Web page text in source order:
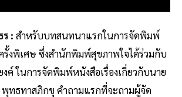
: สำหรับบทสนทนาแรกในการจัดพิมพ์
รั้งพิเศษ ซึ่งสำนักพิมพ์สุขภาพใจได้ร่วมกับ
ค์ ในการจัดพิมพ์หนังสือเรื่องเกี่ยวกับนาย
ทธทาสภิกขุ คำถามแรกที่จะถามผู้จัด